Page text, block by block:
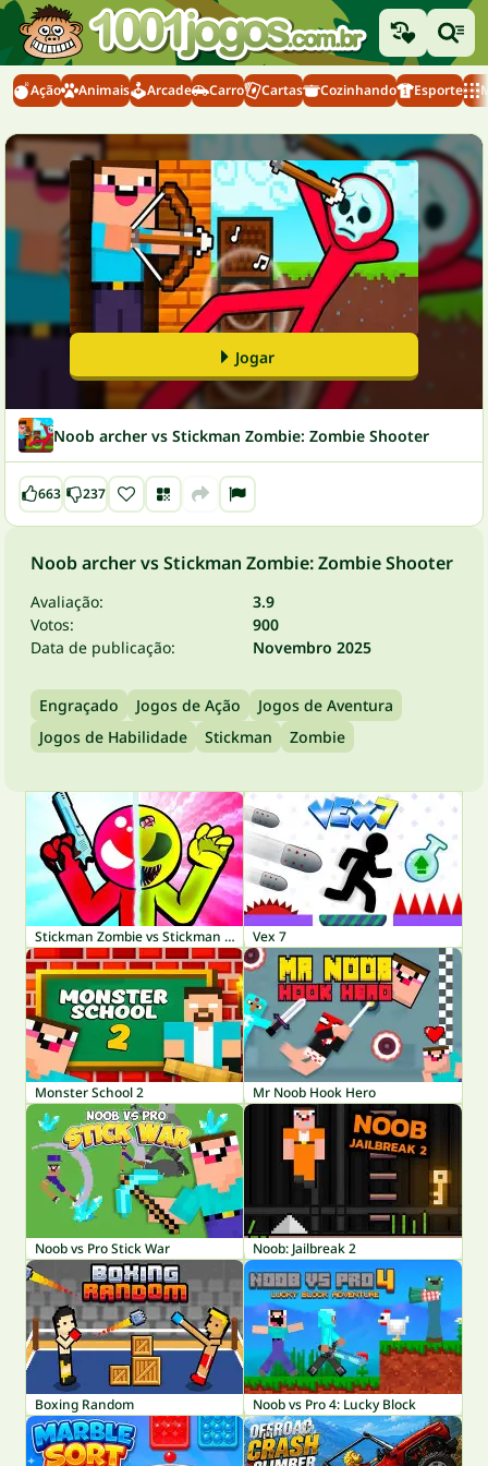
Ação Animais Arcade Carro Cartas Cozinhando Esporte
Jogar
Noob archer vs Stickman Zombie: Zombie Shooter
663 237
Noob archer vs Stickman Zombie: Zombie Shooter
Avaliação:
3.9
Votos:
900
Data de publicação:
Novembro 2025
Engraçado Jogos de Ação
Jogos de Aventura
Jogos de Habilidade
Stickman Zombie
Stickman Zombie vs Stickman Hero Vex 7
Monster School 2 Mr Noob Hook Hero
Noob vs Pro Stick War Noob: Jailbreak 2
Boxing Random Noob vs Pro 4: Lucky Block